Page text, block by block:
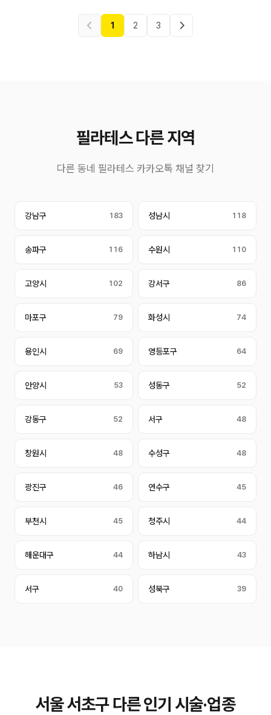
1 2 3
필라테스 다른 지역
다른 동네 필라테스 카카오톡 채널 찾기
강남구 183 성남시 118
송파구 116 수원시 110
고양시 102 강서구 86
마포구 79 화성시 74
용인시 69 영등포구 64
안양시 53 성동구 52
강동구 52 서구 48
창원시 48 수성구 48
광진구 46 연수구 45
부천시 45 청주시 44
해운대구 44 하남시 43
서구 40 성북구 39
서울 서초구 다른 인기 시술·업종